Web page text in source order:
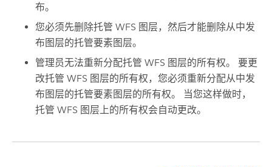
布。
您必须先删除托管 WFS 图层，然后才能删除从中发
布图层的托管要素图层。
管理员无法重新分配托管 WFS 图层的所有权。 要更
改托管 WFS 图层的所有权，您必须重新分配从中发
布图层的托管要素图层的所有权。 当您这样做时，
托管 WFS 图层上的所有权会自动更改。